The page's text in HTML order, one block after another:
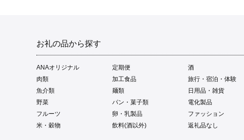
お礼の品から探す
ANAオリジナル 定期便
酒
肉類
加工食品
旅行・宿泊・体験
魚介類
麺類
日用品・雑貨
野菜
パン・菓子類
電化製品
フルーツ
卵・乳製品
ファッション
米・穀物
飲料(酒以外) 返礼品なし